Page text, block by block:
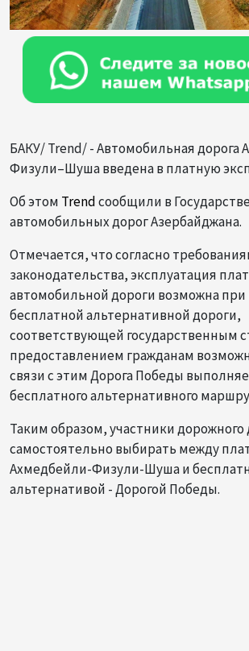
БАКУ/ Trend/ - Автомобильная дорога
Физули–Шуша введена в платную
Об этом Trendсообщили в
автомобильных дорог Азербайджана.
Отмечается, что согласно
законодательства, эксплуатация
автомобильной дороги возможна
бесплатной альтернативной дороги,
соответствующей государственным
предоставлением гражданам
связи с этим Дорога Победы
бесплатного альтернативного
Таким образом, участники
самостоятельно выбирать между
Ахмедбейли-Физули-Шуша и
альтернативой - Дорогой Победы.